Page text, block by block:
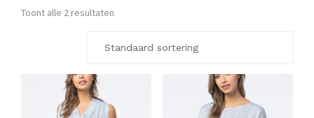
Toont alle 2 resultaten